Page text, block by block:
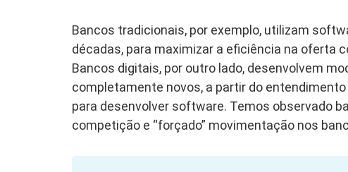
Bancos tradicionais, por exemplo, utilizam
décadas, para maximizar a eficiência na oferta
Bancos digitais, por outro lado, desenvolvem
completamente novos, a partir do
para desenvolver software. Temos observado
competição e “forçado” movimentação nos